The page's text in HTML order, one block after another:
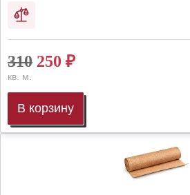
310 250 ₽
кв. м.
В корзину